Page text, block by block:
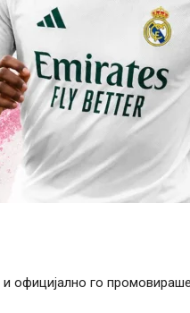
официјално го